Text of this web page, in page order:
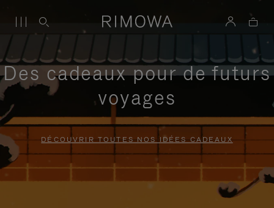
Des cadeaux pour de futurs
voyages
DÉCOUVRIR TOUTES NOS IDÉES CADEAUX